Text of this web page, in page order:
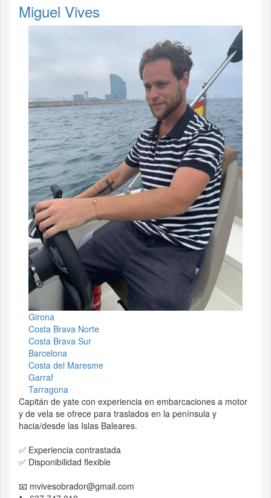
Miguel Vives
Girona
Costa Brava Norte
Costa Brava Sur
Barcelona
Costa del Maresme
Garraf
Tarragona
Capitán de yate con experiencia en embarcaciones a motor
y de vela se ofrece para traslados en la península y
hacia/desde las Islas Baleares.
✅ Experiencia contrastada
✅ Disponibilidad flexible
📧 mvivesobrador@gmail.com